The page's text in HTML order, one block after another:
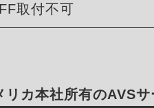
取付不可
リカ本社所有のAVS